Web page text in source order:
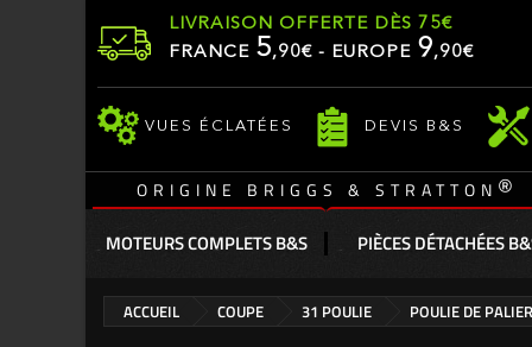
LIVRAISON OFFERTE DÈS 75€
FRANCE 5,90€ - EUROPE 9,90€
VUES ÉCLATÉES DEVIS B&S
ORIGINE BRIGGS & STRATTON ®
MOTEURS COMPLETS B&S PIÈCES DÉTACHÉES
ACCUEIL COUPE 31 POULIE POULIE DE PALIER